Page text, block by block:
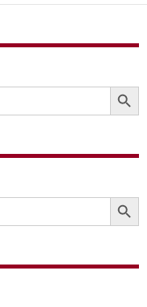
SEARCH
SEARCH